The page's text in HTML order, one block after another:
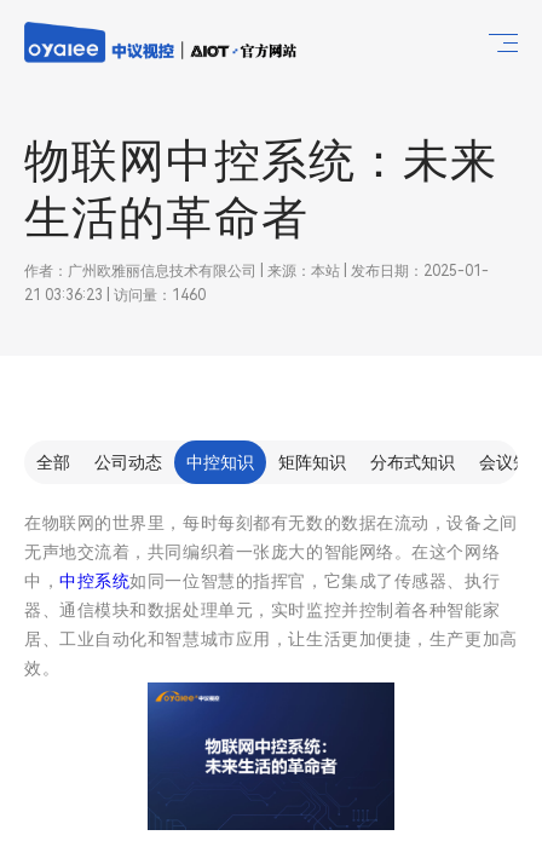
物联网中控系统：未来
生活的革命者
作者：广州欧雅丽信息技术有限公司 | 来源：本站 | 发布日期：2025-01-
21 03:36:23 | 访问量：1460
全部 公司动态 中控知识 矩阵知识 分布式知识 会议知
在物联网的世界里，每时每刻都有无数的数据在流动，设备之间
无声地交流着，共同编织着一张庞大的智能网络。在这个网络
中，中控系统如同一位智慧的指挥官，它集成了传感器、执行
器、通信模块和数据处理单元，实时监控并控制着各种智能家
居、工业自动化和智慧城市应用，让生活更加便捷，生产更加高
效。